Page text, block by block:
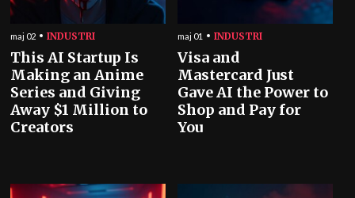
maj 02 INDUSTRI
This AI Startup Is
Making an Anime
Series and Giving
Away $1 Million to
Creators
maj 01 INDUSTRI
Visa and
Mastercard Just
Gave AI the Power to
Shop and Pay for
You